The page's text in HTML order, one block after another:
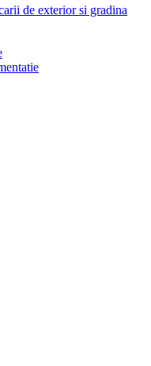
de exterior si gradina